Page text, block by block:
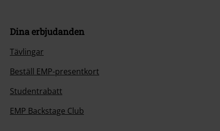
Dina erbjudanden
Tävlingar
Beställ EMP-presentkort
Studentrabatt
EMP Backstage Club